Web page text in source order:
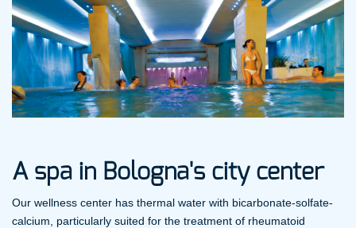
A spa in Bologna's city center
Our wellness center has thermal water with bicarbonate-solfate-
calcium, particularly suited for the treatment of rheumatoid